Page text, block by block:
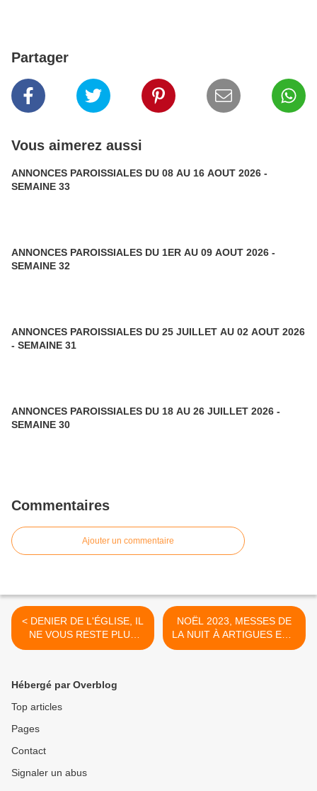
Partager
Vous aimerez aussi
ANNONCES PAROISSIALES DU 08 AU 16 AOUT 2026 -
SEMAINE 33
ANNONCES PAROISSIALES DU 1ER AU 09 AOUT 2026 -
SEMAINE 32
ANNONCES PAROISSIALES DU 25 JUILLET AU 02 AOUT 2026
- SEMAINE 31
ANNONCES PAROISSIALES DU 18 AU 26 JUILLET 2026 -
SEMAINE 30
Commentaires
Ajouter un commentaire
< DENIER DE L'ÉGLISE, IL
NE VOUS RESTE PLUS
QUE QUELQUES JOURS
NOËL 2023, MESSES DE
LA NUIT À ARTIGUES ET À
PONT DU CASSE, MESSE
Hébergé par Overblog
Top articles
Pages
Contact
Signaler un abus